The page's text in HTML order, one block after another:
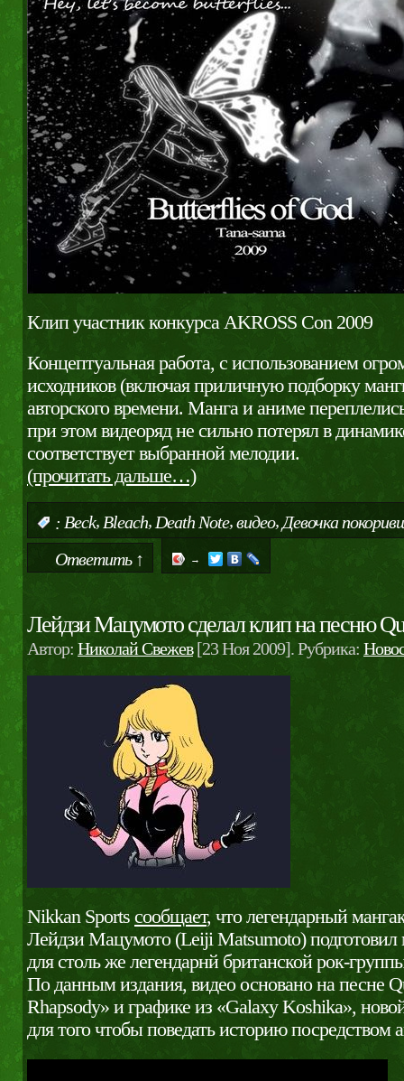
Клип участник конкурса AKROSS Con 2009
Концептуальная работа, с использованием
исходников (включая приличную подборку
авторского времени. Манга и аниме
при этом видеоряд не сильно потерял в
соответствует выбранной мелодии.
(прочитать дальше…)
: Beck,Bleach,Death Note,видео,Девочка
Ответить ↑
→
Лейдзи Мацумото сделал клип на песню
Автор: Николай Свежев[23 Ноя 2009]. Рубрика:
Nikkan Sports сообщает, что легендарный
Лейдзи Мацумото (Leiji Matsumoto)
для столь же легендарнй британской рок-
По данным издания, видео основано на песне
Rhapsody» и графике из «Galaxy Koshika»,
для того чтобы поведать историю посредством